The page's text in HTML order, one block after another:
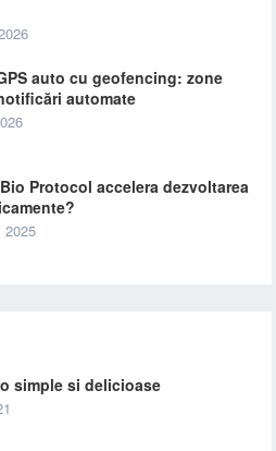
auto cu geofencing: zone
automate
Protocol accelera dezvoltarea
2025
simple si delicioase